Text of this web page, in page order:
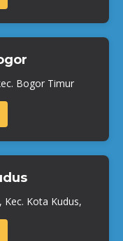
Bogor Timur
Kec. Kota Kudus,